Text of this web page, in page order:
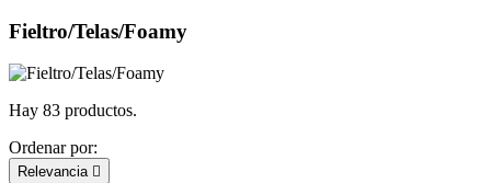
Fieltro/Telas/Foamy
Hay 83 productos.
Ordenar por:
Relevancia 